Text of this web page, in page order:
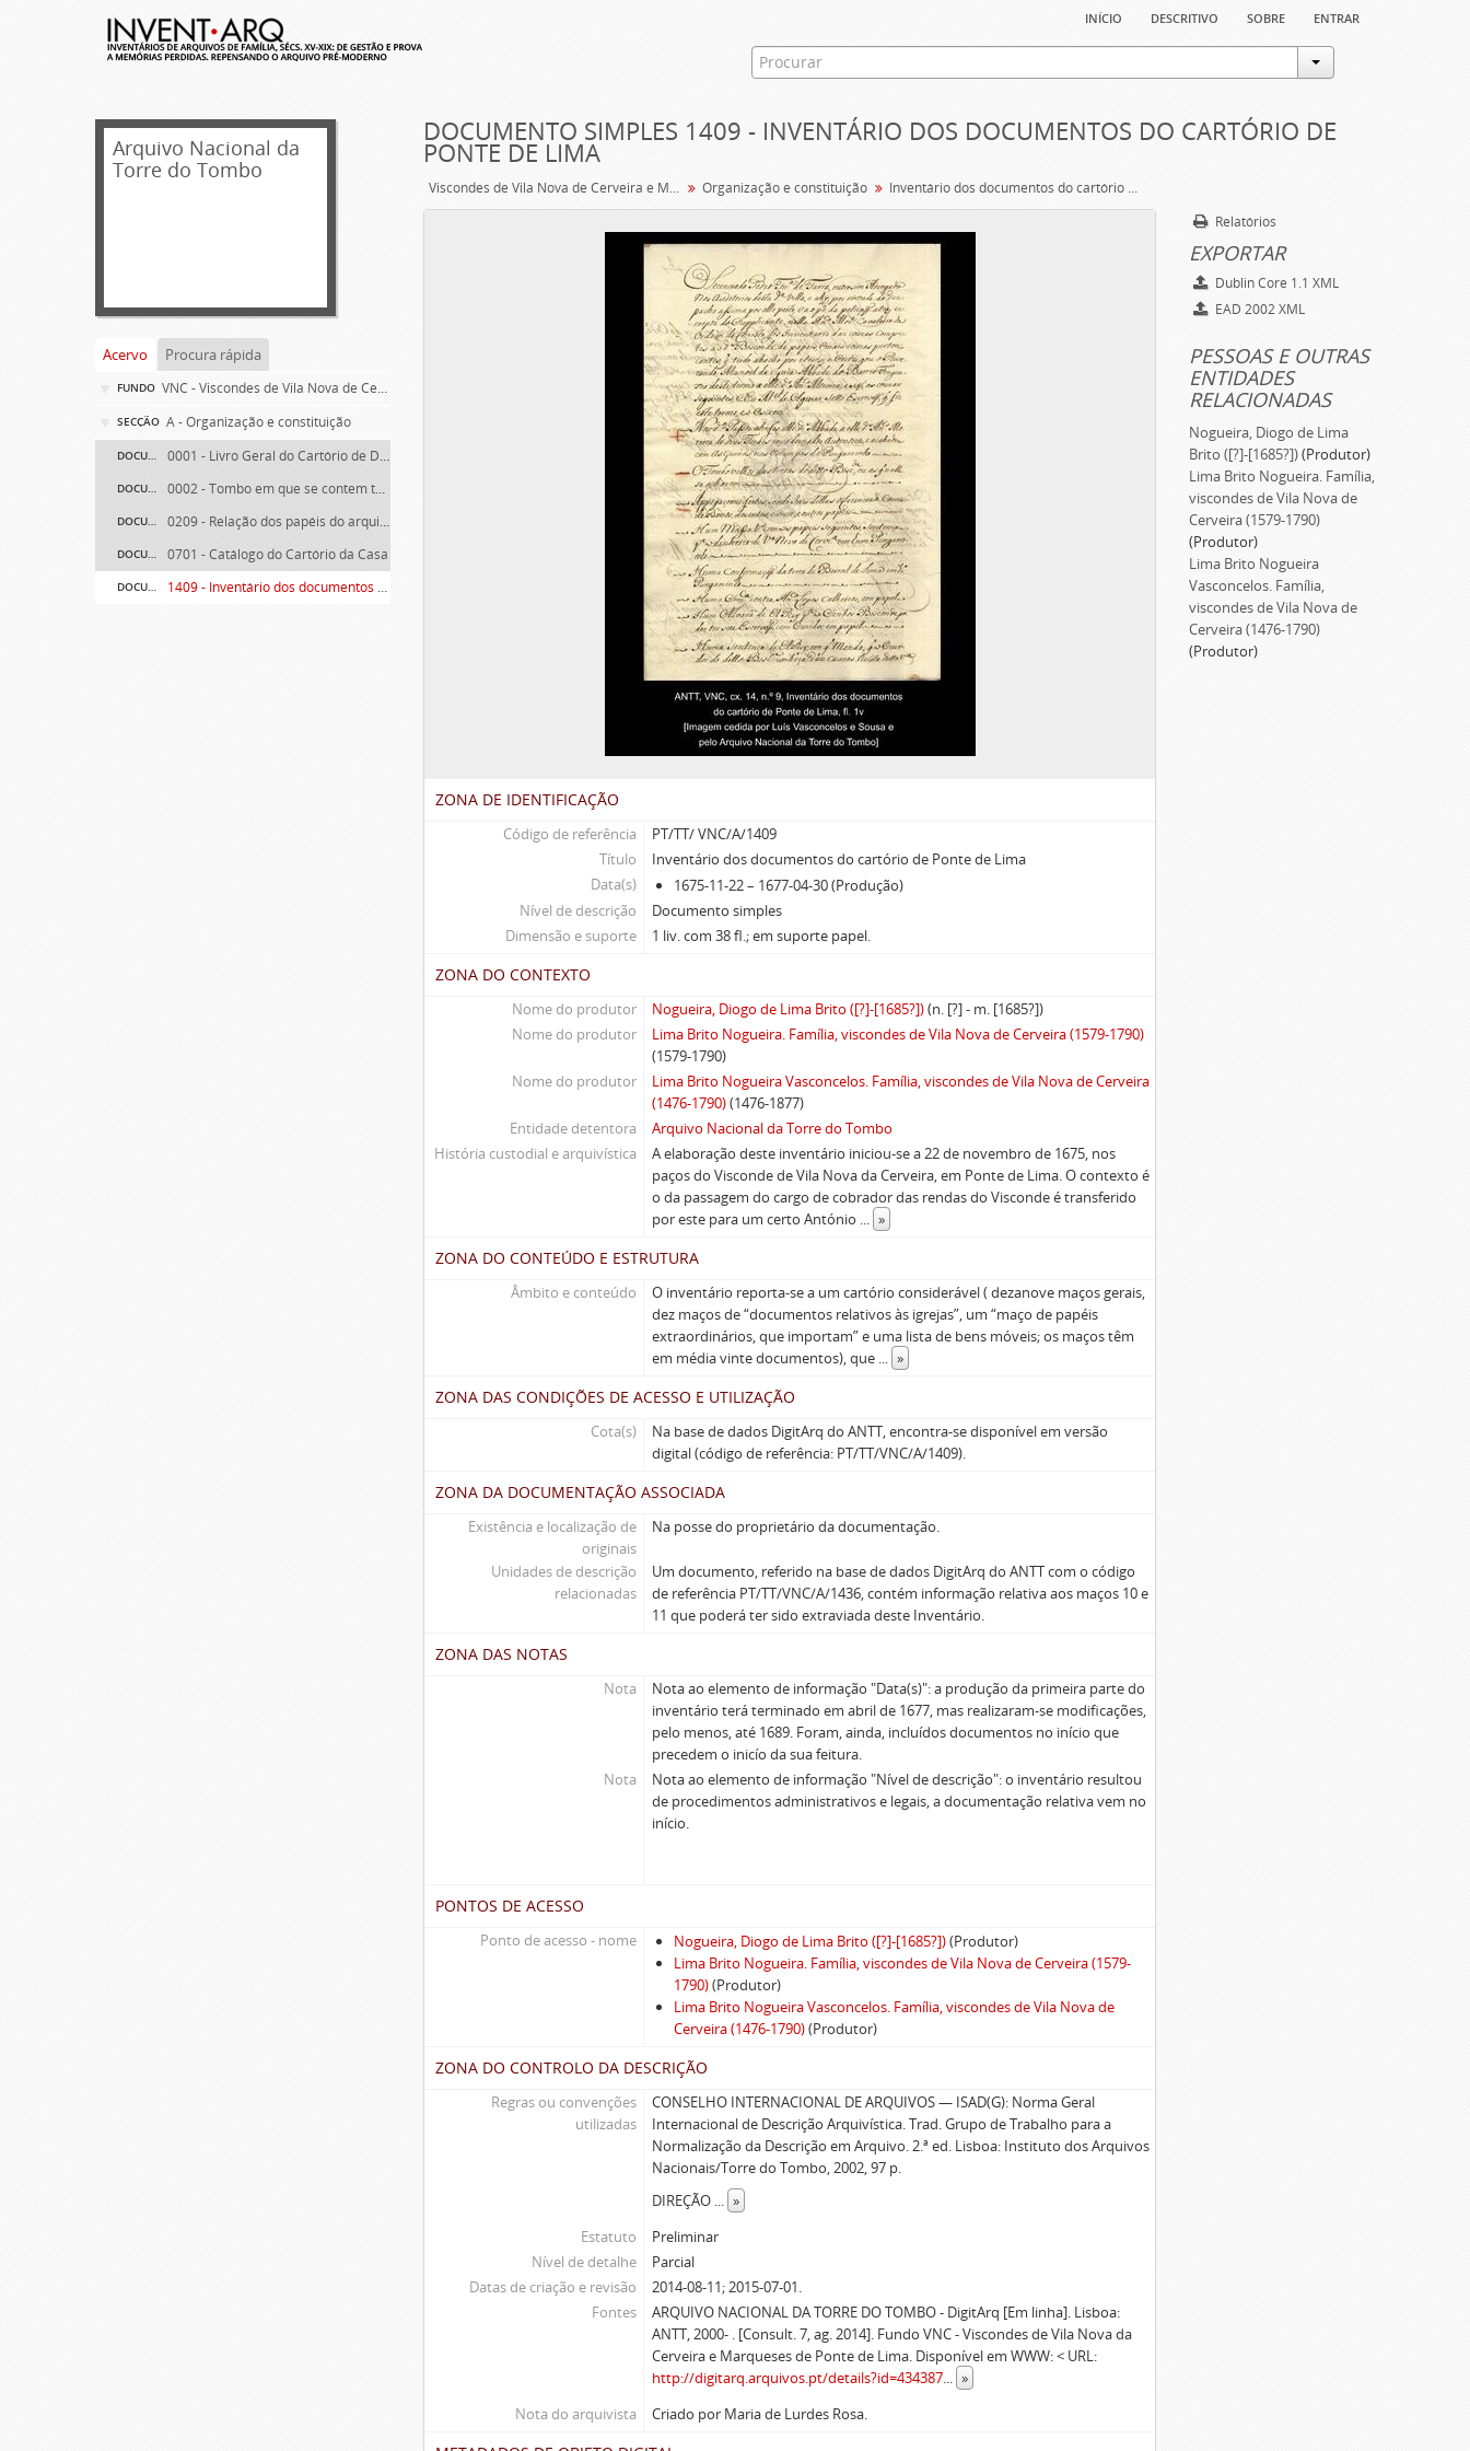
início descritivo sobre entrar
Arquivo Nacional da
Torre do Tombo
Acervo Procura rápida
FUNDO VNC - Viscondes de Vila Nova de Cerveira e Marqueses de Ponte de Lima
SECÇÃO A - Organização e constituição
DOCUMENTO SIMPLES 0001 - Livro Geral do Cartório de D. Tomás de Lima, 2.º Marquês de Ponte de Lima
DOCUMENTO SIMPLES 0002 - Tombo em que se contem todas as propriedades, rendas, foros, privilégios, bulas e alvarás dos morgados de Santa Ana e de São Lourenço de Lisboa, Gaião e Santo Estêvão de Beja
DOCUMENTO SIMPLES 0209 - Relação dos papéis do arquivo de D. Tomás de Lima
DOCUMENTO SIMPLES 0701 - Catálogo do Cartório da Casa
DOCUMENTO SIMPLES 1409 - Inventário dos documentos do cartório de Ponte de Lima
DOCUMENTO SIMPLES 1409 - INVENTÁRIO DOS DOCUMENTOS DO CARTÓRIO DE
PONTE DE LIMA
Viscondes de Vila Nova de Cerveira e Marqueses de Ponte de Lima Organização e constituição Inventário dos documentos do cartório de Ponte de Lima
ZONA DE IDENTIFICAÇÃO
Código de referência
PT/TT/ VNC/A/1409
Título
Inventário dos documentos do cartório de Ponte de Lima
Data(s)
1675-11-22 – 1677-04-30 (Produção)
Nível de descrição
Documento simples
Dimensão e suporte
1 liv. com 38 fl.; em suporte papel.
ZONA DO CONTEXTO
Nome do produtor Nogueira, Diogo de Lima Brito ([?]-[1685?])(n. [?] - m. [1685?])
Nome do produtor
Lima Brito Nogueira. Família, viscondes de Vila Nova de Cerveira (1579-1790)
(1579-1790)
Nome do produtor
Lima Brito Nogueira Vasconcelos. Família, viscondes de Vila Nova de Cerveira
(1476-1790)(1476-1877)
Entidade detentora
Arquivo Nacional da Torre do Tombo
História custodial e arquivística
A elaboração deste inventário iniciou-se a 22 de novembro de 1675, nos
paços do Visconde de Vila Nova da Cerveira, em Ponte de Lima. O contexto é
o da passagem do cargo de cobrador das rendas do Visconde é transferido
por este para um certo António ... »
ZONA DO CONTEÚDO E ESTRUTURA
Âmbito e conteúdo
O inventário reporta-se a um cartório considerável ( dezanove maços gerais,
dez maços de “documentos relativos às igrejas”, um “maço de papéis
extraordinários, que importam” e uma lista de bens móveis; os maços têm
em média vinte documentos), que ... »
ZONA DAS CONDIÇÕES DE ACESSO E UTILIZAÇÃO
Cota(s)
Na base de dados DigitArq do ANTT, encontra-se disponível em versão
digital (código de referência: PT/TT/VNC/A/1409).
ZONA DA DOCUMENTAÇÃO ASSOCIADA
Existência e localização de
originais
Na posse do proprietário da documentação.
Unidades de descrição
relacionadas
Um documento, referido na base de dados DigitArq do ANTT com o código
de referência PT/TT/VNC/A/1436, contém informação relativa aos maços 10 e
11 que poderá ter sido extraviada deste Inventário.
ZONA DAS NOTAS
Nota
Nota ao elemento de informação "Data(s)": a produção da primeira parte do
inventário terá terminado em abril de 1677, mas realizaram-se modificações,
pelo menos, até 1689. Foram, ainda, incluídos documentos no início que
precedem o inicío da sua feitura.
Nota
Nota ao elemento de informação "Nível de descrição": o inventário resultou
de procedimentos administrativos e legais, a documentação relativa vem no
início.
PONTOS DE ACESSO
Ponto de acesso - nome Nogueira, Diogo de Lima Brito ([?]-[1685?])(Produtor)
Lima Brito Nogueira. Família, viscondes de Vila Nova de Cerveira (1579-
1790)(Produtor)
Lima Brito Nogueira Vasconcelos. Família, viscondes de Vila Nova de
Cerveira (1476-1790)(Produtor)
ZONA DO CONTROLO DA DESCRIÇÃO
Regras ou convenções
utilizadas
CONSELHO INTERNACIONAL DE ARQUIVOS — ISAD(G): Norma Geral
Internacional de Descrição Arquivística. Trad. Grupo de Trabalho para a
Normalização da Descrição em Arquivo. 2.ª ed. Lisboa: Instituto dos Arquivos
Nacionais/Torre do Tombo, 2002, 97 p.
DIREÇÃO ... »
Estatuto
Preliminar
Nível de detalhe
Parcial
Datas de criação e revisão
2014-08-11; 2015-07-01.
Fontes
ARQUIVO NACIONAL DA TORRE DO TOMBO - DigitArq [Em linha]. Lisboa:
ANTT, 2000- . [Consult. 7, ag. 2014]. Fundo VNC - Viscondes de Vila Nova da
Cerveira e Marqueses de Ponte de Lima. Disponível em WWW: < URL:
http://digitarq.arquivos.pt/details?id=434387... »
Nota do arquivista
Criado por Maria de Lurdes Rosa.
Relatórios
EXPORTAR
Dublin Core 1.1 XML
EAD 2002 XML
PESSOAS E OUTRAS
ENTIDADES
RELACIONADAS
Nogueira, Diogo de Lima
Brito ([?]-[1685?])(Produtor)
Lima Brito Nogueira. Família,
viscondes de Vila Nova de
Cerveira (1579-1790)
(Produtor)
Lima Brito Nogueira
Vasconcelos. Família,
viscondes de Vila Nova de
Cerveira (1476-1790)
(Produtor)